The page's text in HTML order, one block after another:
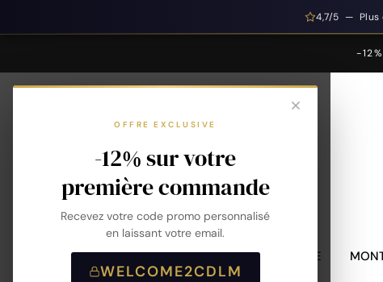
4,7/5 — Plus
-
OFFRE EXCLUSIVE
-12% sur votre
première commande
Recevez votre code promo personnalisé
en laissant votre email.
WELCOME2CDLM
MONTRES HOMME